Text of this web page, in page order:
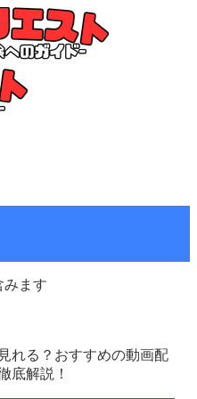
ます
れる？おすすめの動画配
底解説！